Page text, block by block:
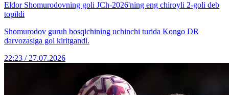
Eldor Shomurodovning goli JCh-2026'ning eng chiroyli 2-goli deb
topildi
Shomurodov guruh bosqichining uchinchi turida Kongo DR
darvozasiga gol kiritgandi.
22:23 / 27.07.2026